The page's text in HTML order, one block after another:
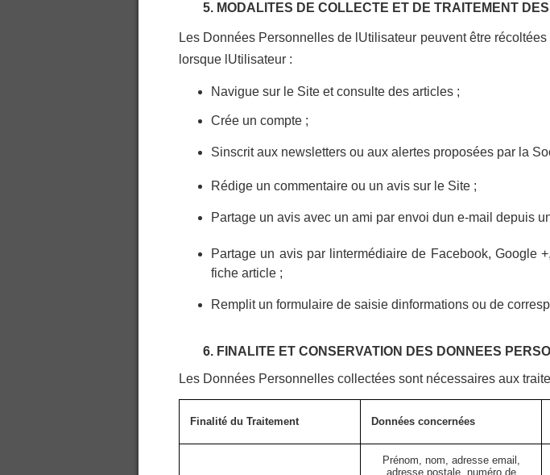
5. MODALITES DE COLLECTE ET DE TRAITEMENT
Les Données Personnelles de lUtilisateur peuvent être
lorsque lUtilisateur :
Navigue sur le Site et consulte des articles ;
Crée un compte ;
Sinscrit aux newsletters ou aux alertes proposées par la
Rédige un commentaire ou un avis sur le Site ;
Partage un avis avec un ami par envoi dun e-mail depuis
Partage un avis par lintermédiaire de Facebook,
fiche article ;
Remplit un formulaire de saisie dinformations ou de
6. FINALITE ET CONSERVATION DES DONNEES
Les Données Personnelles collectées sont nécessaires aux
Finalité du Traitement Données concernées
Prénom, nom, adresse email,
adresse postale, numéro de